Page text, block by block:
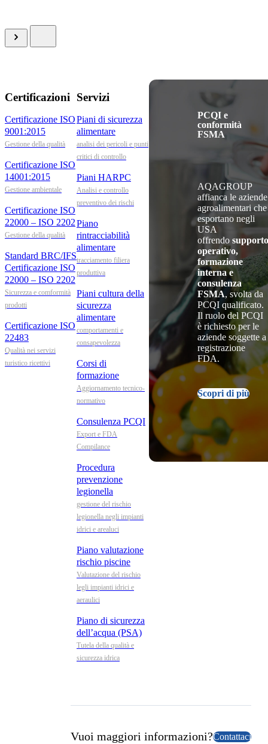
Certificazioni
Certificazione ISO
9001:2015
Gestione della qualità
Certificazione ISO
14001:2015
Gestione ambientale
Certificazione ISO
22000 – ISO 2202
Gestione della qualità
Standard BRC/IFS
Certificazione ISO
22000 – ISO 2202
Sicurezza e comformità
prodotti
Certificazione ISO
22483
Qualità nei servizi
turistico ricettivi
Servizi
Piani di sicurezza
alimentare
analisi dei pericoli e punti
critici di controllo
Piani HARPC
Analisi e controllo
preventivo dei rischi
Piano
rintracciabilità
alimentare
tracciamento filiera
produttiva
Piani cultura della
sicurezza
alimentare
comportamenti e
consapevolezza
Corsi di
formazione
Aggiornamento tecnico-
normativo
Consulenza PCQI
Export e FDA
Compilance
Procedura
prevenzione
legionella
gestione del rischio
legionella negli impianti
idrici e arealuci
Piano valutazione
rischio piscine
Valutazione del rischio
legli impianti idrici e
aeraulici
Piano di sicurezza
dell’acqua (PSA)
Tutela della qualità e
sicurezza idrica
PCQI e
conformità
FSMA
AQAGROUP
affianca le aziende
agroalimentari che
esportano negli
USA
offrendo supporto
operativo,
formazione
interna e
consulenza
FSMA, svolta da
PCQI qualificato.
Il ruolo del PCQI
è richiesto per le
aziende soggette a
registrazione
FDA.
Scopri di più
Vuoi maggiori informazioni?Contattaci